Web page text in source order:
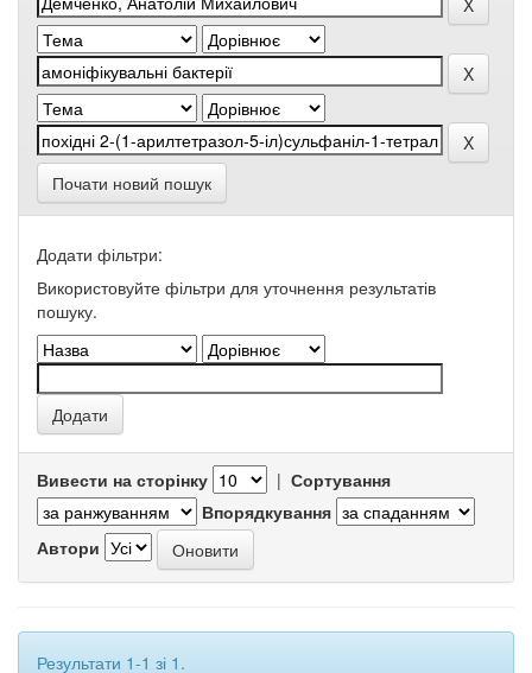
Почати новий пошук
Додати фільтри:
Використовуйте фільтри для уточнення результатів
пошуку.
Вивести на сторінку | Сортування
Впорядкування
Автори
Результати 1-1 зі 1.